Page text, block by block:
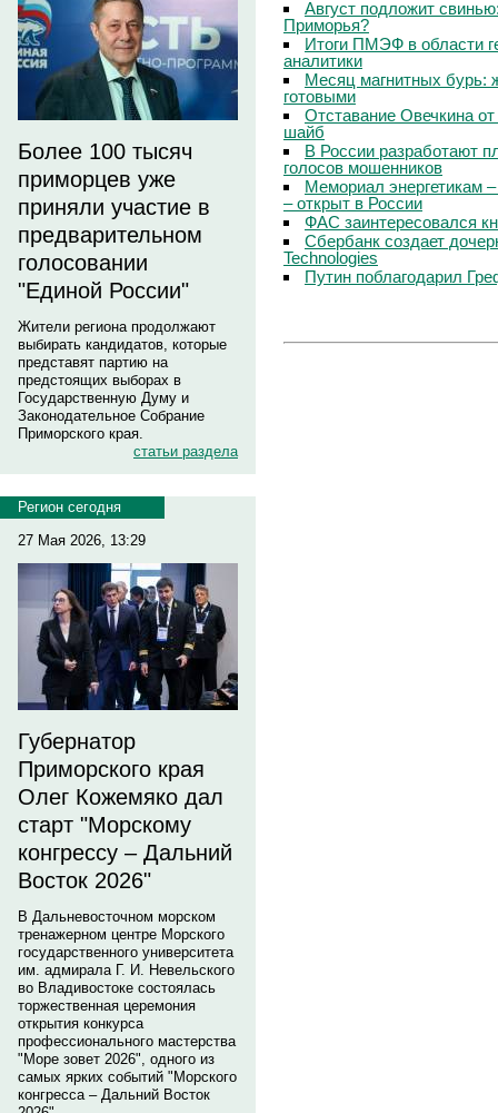
Более 100 тысяч
приморцев уже
приняли участие в
предварительном
голосовании
"Единой России"
Жители региона продолжают
выбирать кандидатов, которые
представят партию на
предстоящих выборах в
Государственную Думу и
Законодательное Собрание
Приморского края.
статьи раздела
Регион сегодня
27 Мая 2026, 13:29
Губернатор
Приморского края
Олег Кожемяко дал
старт "Морскому
конгрессу – Дальний
Восток 2026"
В Дальневосточном морском
тренажерном центре Морского
государственного университета
им. адмирала Г. И. Невельского
во Владивостоке состоялась
торжественная церемония
открытия конкурса
профессионального мастерства
"Море зовет 2026", одного из
самых ярких событий "Морского
конгресса – Дальний Восток
Август подложит
Приморья?
Итоги ПМЭФ в области
аналитики
Месяц магнитных бурь:
готовыми
Отставание Овечкина
шайб
В России разработают
голосов мошенников
Мемориал энергетикам
– открыт в России
ФАС заинтересовался
Сбербанк создает
Technologies
Путин поблагодарил